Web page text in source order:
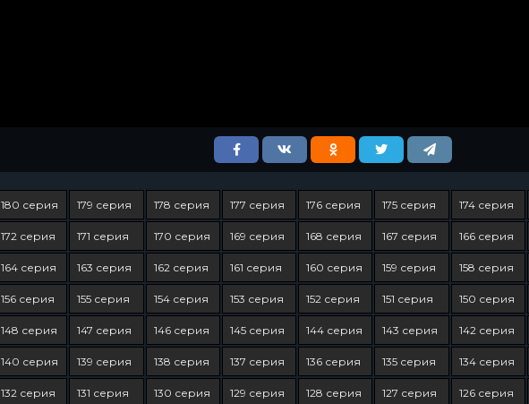
180 серия 179 серия 178 серия 177 серия 176 серия 175 серия 174 серия
172 серия 171 серия 170 серия 169 серия 168 серия 167 серия 166 серия
164 серия 163 серия 162 серия 161 серия 160 серия 159 серия 158 серия
156 серия 155 серия 154 серия 153 серия 152 серия 151 серия 150 серия
148 серия 147 серия 146 серия 145 серия 144 серия 143 серия 142 серия
140 серия 139 серия 138 серия 137 серия 136 серия 135 серия 134 серия
132 серия 131 серия 130 серия 129 серия 128 серия 127 серия 126 серия